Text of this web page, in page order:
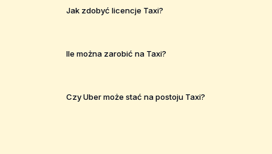
Jak zdobyć licencje Taxi?
Ile można zarobić na Taxi?
Czy Uber może stać na postoju Taxi?